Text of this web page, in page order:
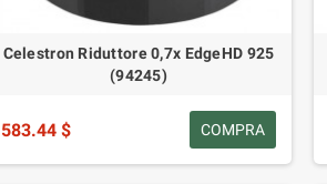
Celestron Riduttore 0,7x EdgeHD 925
(94245)
583.44 $ COMPRA